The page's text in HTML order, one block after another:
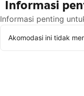
Informasi
Informasi penting
Akomodasi ini tidak